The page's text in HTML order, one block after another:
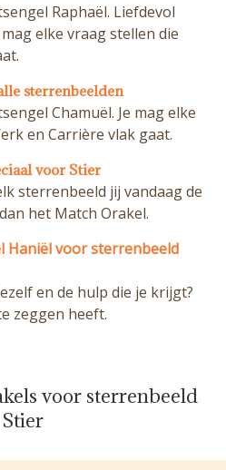
Raphaël. Liefdevol
elke vraag stellen die
sterrenbeelden
Chamuël. Je mag elke
en Carrière vlak gaat.
voor Stier
sterrenbeeld jij vandaag de
het Match Orakel.
Haniël voor sterrenbeeld
en de hulp die je krijgt?
zeggen heeft.
voor sterrenbeeld
Stier